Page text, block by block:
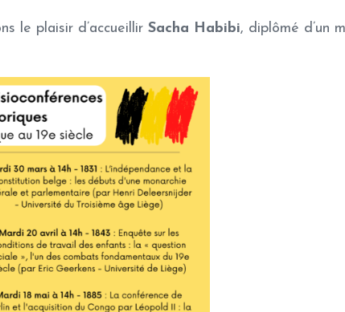
le plaisir d’accueillir Sacha Habibi, diplômé d’un